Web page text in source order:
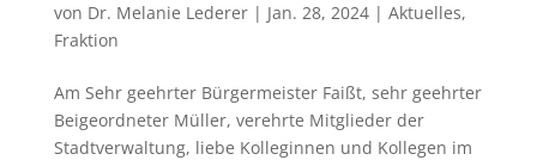
von Dr. Melanie Lederer| Jan. 28, 2024| Aktuelles,
Fraktion
Am Sehr geehrter Bürgermeister Faißt, sehr geehrter
Beigeordneter Müller, verehrte Mitglieder der
Stadtverwaltung, liebe Kolleginnen und Kollegen im